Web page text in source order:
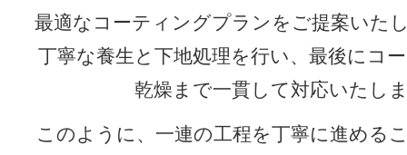
最適なコーティングプランをご提案いた
丁寧な養生と下地処理を行い、最後にコ
乾燥まで一貫して対応いたし
このように、一連の工程を丁寧に進める